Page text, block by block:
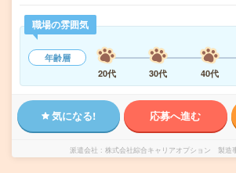
職場の雰囲気
年齢層
20代
30代 40代
気になる! 応募へ進む
派遣会社 株式会社綜合キャリアオプション 製造